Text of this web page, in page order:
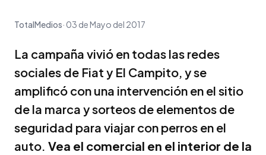
TotalMedios 03 de Mayo del 2017
La campaña vivió en todas las redes
sociales de Fiat y El Campito, y se
amplificó con una intervención en el sitio
de la marca y sorteos de elementos de
seguridad para viajar con perros en el
auto. Vea el comercial en el interior de la